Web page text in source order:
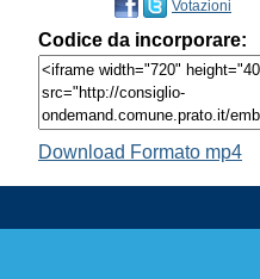
Votazioni
Codice da incorporare:
Download Formato mp4